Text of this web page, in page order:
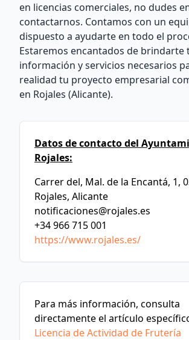
en licencias comerciales, no dudes
contactarnos. Contamos con un
dispuesto a ayudarte en todo el
Estaremos encantados de brindarte
información y servicios necesarios
realidad tu proyecto empresarial
en Rojales (Alicante).
Datos de contacto del
Rojales:
Carrer del, Mal. de la Encantá, 1,
Rojales, Alicante
notificaciones@rojales.es
+34 966 715 001
https://www.rojales.es/
Para más información, consulta
directamente el artículo
Licencia de Actividad de Frutería